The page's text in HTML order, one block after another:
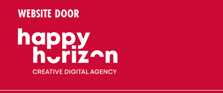
WEBSITE DOOR